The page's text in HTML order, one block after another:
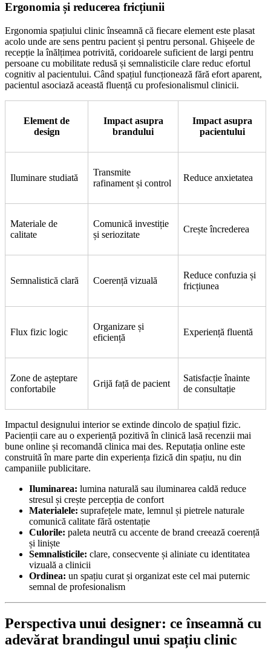
Ergonomia și reducerea fricțiunii
Ergonomia spațiului clinic înseamnă că fiecare element este plasat
acolo unde are sens pentru pacient și pentru personal. Ghișeele de
recepție la înălțimea potrivită, coridoarele suficient de largi pentru
persoane cu mobilitate redusă și semnalisticile clare reduc efortul
cognitiv al pacientului. Când spațiul funcționează fără efort aparent,
pacientul asociază această fluență cu profesionalismul clinicii.
Element de
design
Impact asupra
brandului
Impact asupra
pacientului
Iluminare studiată
Transmite
rafinament și control
Reduce anxietatea
Materiale de
calitate
Comunică investiție
și seriozitate
Crește încrederea
Semnalistică clară Coerență vizuală
Reduce confuzia și
fricțiunea
Flux fizic logic
Organizare și
eficiență
Experiență fluentă
Zone de așteptare
confortabile
Grijă față de pacient
Satisfacție înainte
de consultație
Impactul designului interior se extinde dincolo de spațiul fizic.
Pacienții care au o experiență pozitivă în clinică lasă recenzii mai
bune online și recomandă clinica mai des. Reputația online este
construită în mare parte din experiența fizică din spațiu, nu din
campaniile publicitare.
Iluminarea: lumina naturală sau iluminarea caldă reduce
stresul și crește percepția de confort
Materialele: suprafețele mate, lemnul și pietrele naturale
comunică calitate fără ostentație
Culorile: paleta neutră cu accente de brand creează coerență
și liniște
Semnalisticile: clare, consecvente și aliniate cu identitatea
vizuală a clinicii
Ordinea: un spațiu curat și organizat este cel mai puternic
semnal de profesionalism
Perspectiva unui designer: ce înseamnă cu
adevărat brandingul unui spațiu clinic